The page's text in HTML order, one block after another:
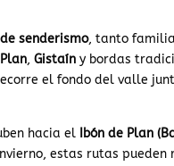
senderismo, tanto
Plan,Gistaín y bordas
el fondo del valle
hacia el Ibón de Plan
estas rutas pueden